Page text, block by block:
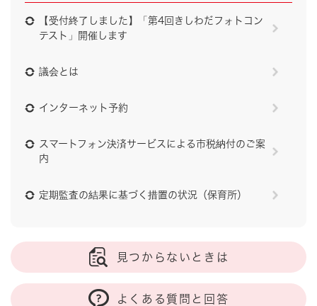
【受付終了しました】「第4回きしわだフォトコン
テスト」開催します
議会とは
インターネット予約
スマートフォン決済サービスによる市税納付のご案
内
定期監査の結果に基づく措置の状況（保育所）
見つからないときは
よくある質問と回答